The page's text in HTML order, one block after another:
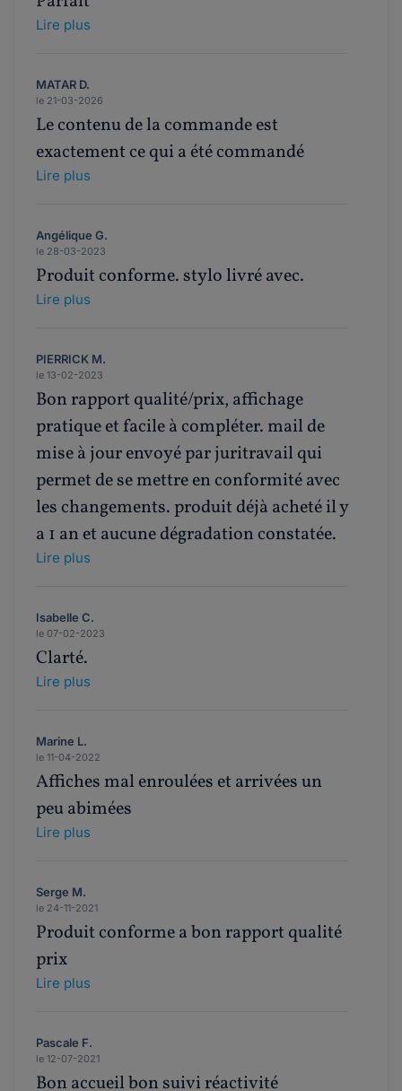
Lire plus
MATAR D.
le 21-03-2026
Le contenu de la commande est
exactement ce qui a été commandé
Lire plus
Angélique G.
le 28-03-2023
Produit conforme. stylo livré avec.
Lire plus
PIERRICK M.
le 13-02-2023
Bon rapport qualité/prix, affichage
pratique et facile à compléter. mail de
mise à jour envoyé par juritravail qui
permet de se mettre en conformité avec
les changements. produit déjà acheté il y
a 1 an et aucune dégradation constatée.
Lire plus
Isabelle C.
le 07-02-2023
Clarté.
Lire plus
Marine L.
le 11-04-2022
Affiches mal enroulées et arrivées un
peu abimées
Lire plus
Serge M.
le 24-11-2021
Produit conforme a bon rapport qualité
prix
Lire plus
Pascale F.
le 12-07-2021
Bon accueil bon suivi réactivité